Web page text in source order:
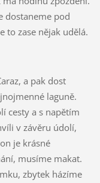
dostaneme pod
to zase nějak udělá.
a pak dost
laguně.
cesty a s napětím
v závěru údolí,
je krásné
musíme makat.
zbytek házíme